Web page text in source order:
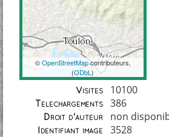
Coordonnées
©OpenStreetMapcontributeurs,
(ODbL)
Visites 10100
Téléchargements 386
Droit d'auteur non
Identifiant image 3528